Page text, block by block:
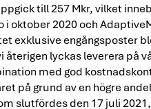
till 257 Mkr, vilket
i oktober 2020 och
exklusive engångsposter
lyckas leverera på
med god
på grund av en högre
slutfördes den 17 juli